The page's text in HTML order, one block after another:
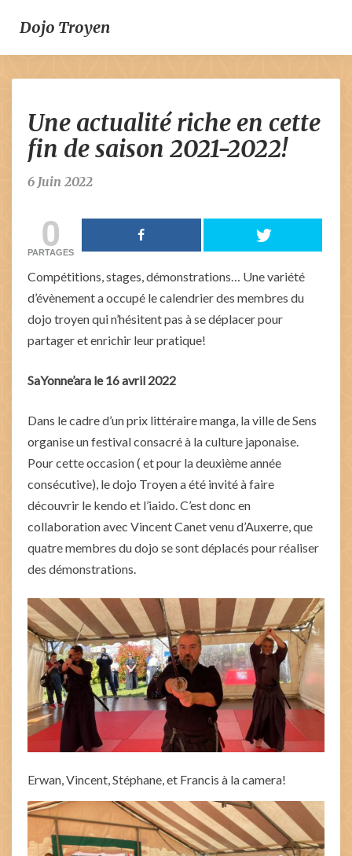
Dojo Troyen
actualité
riche
en
saison
Une actualité riche en cette
fin de saison 2021-2022!
6 Juin 2022
0
PARTAGES
Compétitions, stages, démonstrations… Une variété
d’évènement a occupé le calendrier des membres du
dojo troyen qui n’hésitent pas à se déplacer pour
partager et enrichir leur pratique!
SaYonne’ara le 16 avril 2022
Dans le cadre d’un prix littéraire manga, la ville de Sens
organise un festival consacré à la culture japonaise.
Pour cette occasion ( et pour la deuxième année
consécutive), le dojo Troyen a été invité à faire
découvrir le kendo et l’iaido. C’est donc en
collaboration avec Vincent Canet venu d’Auxerre, que
quatre membres du dojo se sont déplacés pour réaliser
des démonstrations.
Erwan, Vincent, Stéphane, et Francis à la camera!